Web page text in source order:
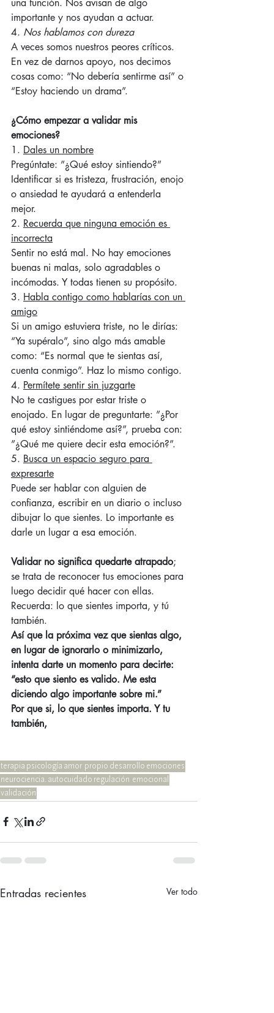
una función. Nos avisan de algo
importante y nos ayudan a actuar.
4. Nos hablamos con dureza
A veces somos nuestros peores críticos.
En vez de darnos apoyo, nos decimos
cosas como: “No debería sentirme así” o
“Estoy haciendo un drama”.
¿Cómo empezar a validar mis
emociones?
1. Dales un nombre
Pregúntate: ”¿Qué estoy sintiendo?”
Identificar si es tristeza, frustración, enojo
o ansiedad te ayudará a entenderla
mejor.
2. Recuerda que ninguna emoción es
incorrecta
Sentir no está mal. No hay emociones
buenas ni malas, solo agradables o
incómodas. Y todas tienen su propósito.
3. Habla contigo como hablarías con un
amigo
Si un amigo estuviera triste, no le dirías:
“Ya supéralo”, sino algo más amable
como: “Es normal que te sientas así,
cuenta conmigo”. Haz lo mismo contigo.
4. Permítete sentir sin juzgarte
No te castigues por estar triste o
enojado. En lugar de preguntarte: ”¿Por
qué estoy sintiéndome así?”, prueba con:
”¿Qué me quiere decir esta emoción?”.
5. Busca un espacio seguro para
expresarte
Puede ser hablar con alguien de
confianza, escribir en un diario o incluso
dibujar lo que sientes. Lo importante es
darle un lugar a esa emoción.
Validar no significa quedarte atrapado;
se trata de reconocer tus emociones para
luego decidir qué hacer con ellas.
Recuerda: lo que sientes importa, y tú
también.
Así que la próxima vez que sientas algo,
en lugar de ignorarlo o minimizarlo,
intenta darte un momento para decirte:
“esto que siento es valido. Me esta
diciendo algo importante sobre mi.”
Por que si, lo que sientes importa. Y tu
también,
terapia psicología amor propio desarrollo emociones
neurociencia. autocuidado regulación emocional
validación
Entradas recientes Ver todo